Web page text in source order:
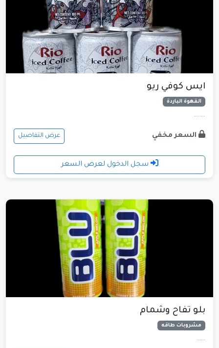
ايس كوفي ريو
القهوة الباردة
........
السعر مخفي عرض التفاصيل
سجل الدخول لعرض السعر
بلو تفاح وشمام
مشروبات طاقه
......